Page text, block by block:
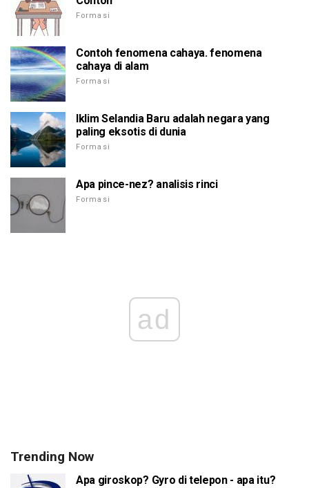
Formasi
Contoh fenomena cahaya. fenomena
cahaya di alam
Formasi
Iklim Selandia Baru adalah negara yang
paling eksotis di dunia
Formasi
Apa pince-nez? analisis rinci
Formasi
ad
Trending Now
Apa giroskop? Gyro di telepon - apa itu?